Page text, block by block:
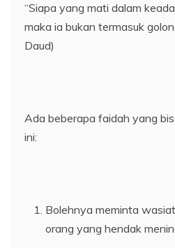
“Siapa yang mati dalam
maka ia bukan termasuk
Daud)
Ada beberapa faidah yang
ini:
Bolehnya meminta
orang yang hendak